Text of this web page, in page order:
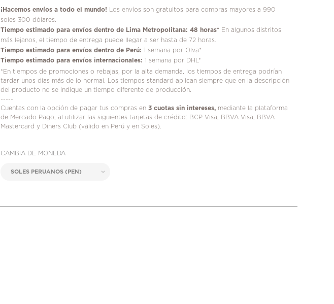
¡ Hacemos envíos a todo el mundo! Los envíos son gratuitos para compras mayores a 990
soles 300 dólares.
Tiempo estimado para envíos dentro de Lima Metropolitana: 48 horas* En algunos distritos
más lejanos, el tiempo de entrega puede llegar a ser hasta de 72 horas.
Tiempo estimado para envíos dentro de Perú: 1 semana por Olva*
Tiempo estimado para envíos internacionales: 1 semana por DHL*
*En tiempos de promociones o rebajas, por la alta demanda, los tiempos de entrega podrían
tardar unos días más de lo normal. Los tiempos standard aplican siempre que en la descripción
del producto no se indique un tiempo diferente de producción.
-----
Cuentas con la opción de pagar tus compras en 3 cuotas sin intereses, mediante la plataforma
de Mercado Pago, al utilizar las siguientes tarjetas de crédito: BCP Visa, BBVA Visa, BBVA
Mastercard y Diners Club (válido en Perú y en Soles).
CAMBIA DE MONEDA